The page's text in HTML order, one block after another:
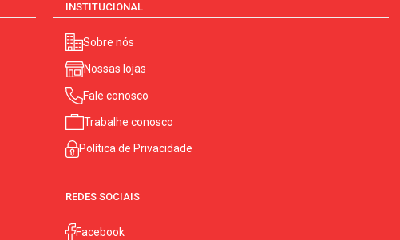
INSTITUCIONAL
Sobre nós
Nossas lojas
Fale conosco
Trabalhe conosco
Política de Privacidade
REDES SOCIAIS
Facebook